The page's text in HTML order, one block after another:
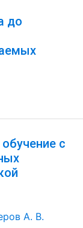
до
с
А. В.